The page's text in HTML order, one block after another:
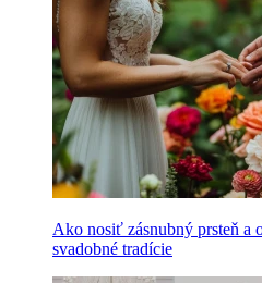
Ako nosiť zásnubný prsteň a
svadobné tradície